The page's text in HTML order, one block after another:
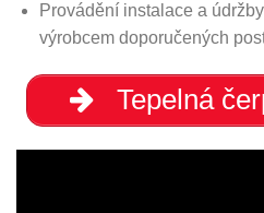
Provádění instalace a
výrobcem doporučených
Tepelná